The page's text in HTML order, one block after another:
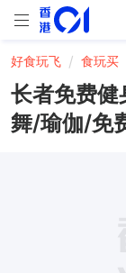
好食玩飞 食玩买
长者免费
舞/瑜伽/免